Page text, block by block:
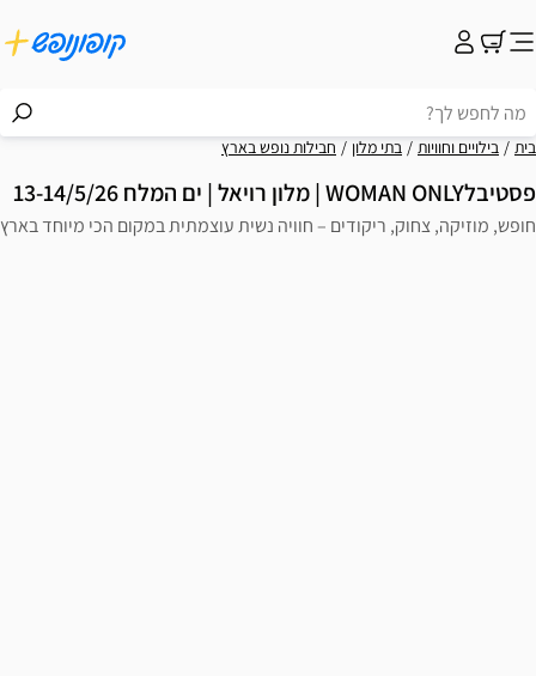
בית בילויים וחוויות בתי מלון חבילות נופש בארץ
פסטיבלWOMAN ONLY | מלון רויאל | ים המלח 13-14/5/26
חופש, מוזיקה, צחוק, ריקודים – חוויה נשית עוצמתית במקום הכי מיוחד בארץ